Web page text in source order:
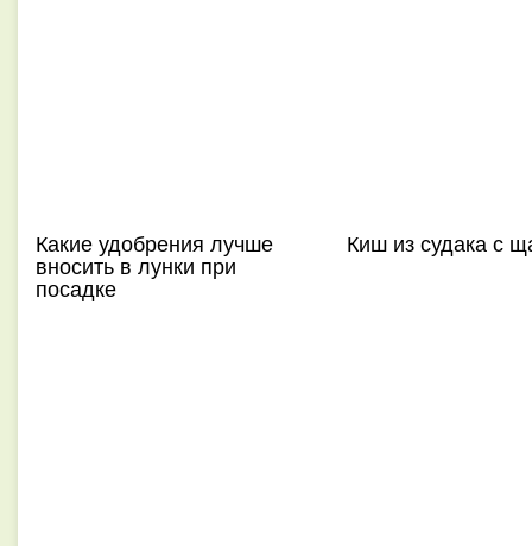
Какие удобрения лучше
вносить в лунки при
посадке
Киш из судака с